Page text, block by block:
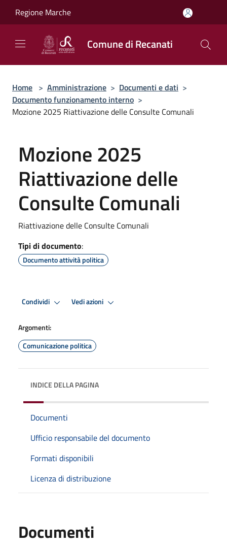
Regione Marche
Comune di Recanati
Home > Amministrazione > Documenti e dati >
Documento funzionamento interno >
Mozione 2025 Riattivazione delle Consulte Comunali
Mozione 2025
Riattivazione delle
Consulte Comunali
Riattivazione delle Consulte Comunali
Tipi di documento:
Documento attività politica
Condividi Vedi azioni
Argomenti:
Comunicazione politica
INDICE DELLA PAGINA
Documenti
Ufficio responsabile del documento
Formati disponibili
Licenza di distribuzione
Documenti